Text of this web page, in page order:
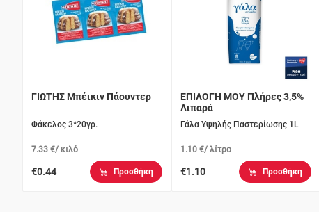
ΓΙΩΤΗΣ Μπέικιν Πάουντερ
Φάκελος 3*20γρ.
7.33 €/ κιλό
€0.44 Προσθήκη
ΕΠΙΛΟΓΗ ΜΟΥ Πλήρες 3,5%
Λιπαρά
Γάλα Υψηλής Παστερίωσης 1L
1.10 €/ λίτρο
€1.10 Προσθήκη